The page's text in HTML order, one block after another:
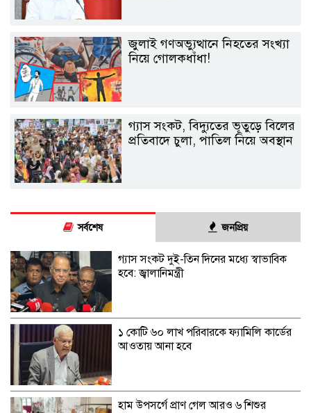
জুলাই গণঅভ্যুত্থানে নিহতের সংখ্যা
নিয়ে গোলকধাঁধা!
গ্যাস সংকট, বিদ্যুতের ভূতুড়ে বিলের
প্রতিবাদে চুলা, পাতিল নিয়ে অবস্থান
সর্বশেষ জনপ্রিয়
গ্যাস সংকট দুই-তিন দিনের মধ্যে স্বাভাবিক
হবে: জ্বালানিমন্ত্রী
১ কোটি ৬০ লাখ পরিবারকে ফ্যামিলি কার্ডের
আওতায় আনা হবে
হাম উপসর্গে প্রাণ গেল আরও ৬ শিশুর